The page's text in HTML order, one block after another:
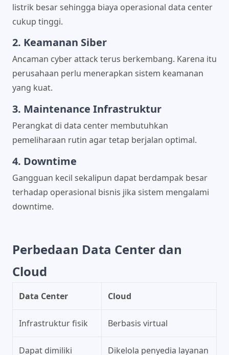
listrik besar sehingga biaya operasional data center
cukup tinggi.
2. Keamanan Siber
Ancaman cyber attack terus berkembang. Karena itu
perusahaan perlu menerapkan sistem keamanan
yang kuat.
3. Maintenance Infrastruktur
Perangkat di data center membutuhkan
pemeliharaan rutin agar tetap berjalan optimal.
4. Downtime
Gangguan kecil sekalipun dapat berdampak besar
terhadap operasional bisnis jika sistem mengalami
downtime.
Perbedaan Data Center dan
Cloud
Data Center Cloud
Infrastruktur fisik Berbasis virtual
Dapat dimiliki Dikelola penyedia layanan